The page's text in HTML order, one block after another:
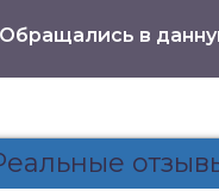
Обращались в